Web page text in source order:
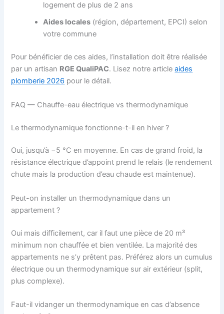
logement de plus de 2 ans
Aides locales (région, département, EPCI) selon
votre commune
Pour bénéficier de ces aides, l’installation doit être réalisée
par un artisan RGE QualiPAC. Lisez notre articleaides
plomberie 2026 pour le détail.
FAQ — Chauffe-eau électrique vs thermodynamique
Le thermodynamique fonctionne-t-il en hiver ?
Oui, jusqu’à −5 °C en moyenne. En cas de grand froid, la
résistance électrique d’appoint prend le relais (le rendement
chute mais la production d’eau chaude est maintenue).
Peut-on installer un thermodynamique dans un
appartement ?
Oui mais difficilement, car il faut une pièce de 20 m³
minimum non chauffée et bien ventilée. La majorité des
appartements ne s’y prêtent pas. Préférez alors un cumulus
électrique ou un thermodynamique sur air extérieur (split,
plus complexe).
Faut-il vidanger un thermodynamique en cas d’absence